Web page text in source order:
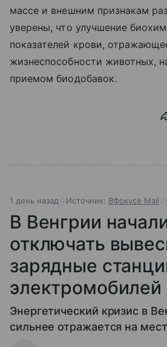
массе и внешним признакам
уверены, что улучшение
показателей крови,
жизнеспособности животных,
приемом биодобавок.
1 день назад Источник: ВФокусе Mail
В Венгрии
отключать
зарядные
электромобилей
Энергетический кризис в
сильнее отражается на